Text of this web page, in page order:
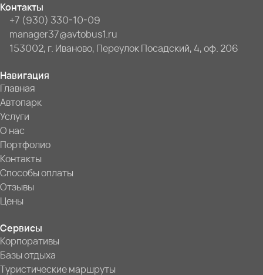
Контакты
+7 (930) 330-10-09
manager37@avtobus1.ru
153002, г. Иваново, Переулок Посадский, 4, оф. 206
Навигация
Главная
Автопарк
Услуги
О нас
Портфолио
Контакты
Способы оплаты
Отзывы
Цены
Сервисы
Корпоративы
Базы отдыха
Туристические маршруты